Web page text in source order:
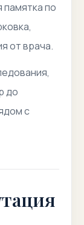
памятка по
от врача.
до
с